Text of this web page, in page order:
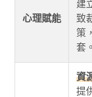
心理賦能
建
致
策
套。
資
提